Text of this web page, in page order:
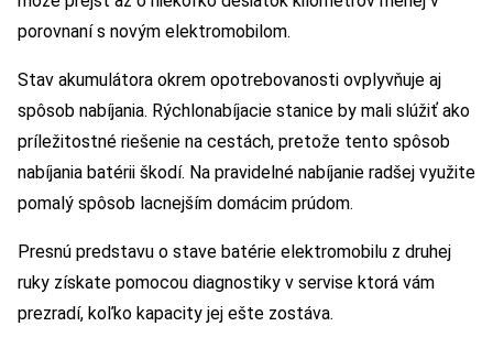
porovnaní s novým elektromobilom.
Stav akumulátora okrem opotrebovanosti ovplyvňuje aj
spôsob nabíjania. Rýchlonabíjacie stanice by mali slúžiť ako
príležitostné riešenie na cestách, pretože tento spôsob
nabíjania batérii škodí. Na pravidelné nabíjanie radšej využite
pomalý spôsob lacnejším domácim prúdom.
Presnú predstavu o stave batérie elektromobilu z druhej
ruky získate pomocou diagnostiky v servise ktorá vám
prezradí, koľko kapacity jej ešte zostáva.